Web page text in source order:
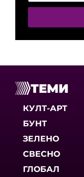
ТЕМИ
КУЛТ-АРТ
БУНТ
ЗЕЛЕНО
СВЕСНО
ГЛОБАЛ